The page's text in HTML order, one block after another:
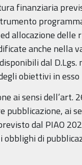
finanziaria
allocazione
anche nella
dal
obiettivi in
ai sensi dell’art.
pubblicazione, ai
dal PIAO
di